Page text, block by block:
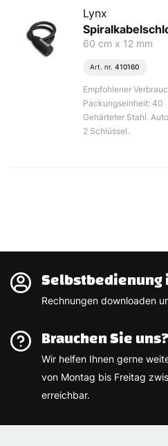
Lynx
60 cm x 12 mm
Art. nr. 410160
Empfohlener
Packungseinheit: 40
Gehärteter Stahl.
2 Schlüssel.
Selbstbedienung
Rechnungen downloaden
Brauchen Sie uns?
Wir helfen Ihnen gerne
von Montag bis Freitag
erreichbar.